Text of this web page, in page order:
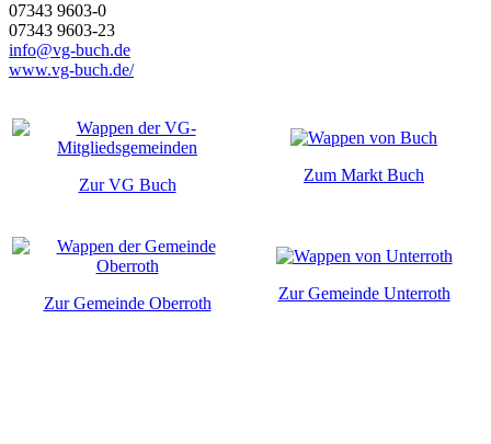
07343 9603-0
07343 9603-23
info@vg-buch.de
www.vg-buch.de/
Zur VG Buch
Zum Markt Buch
Zur Gemeinde Oberroth
Zur Gemeinde Unterroth